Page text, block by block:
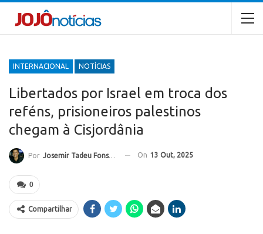
INTERNACIONAL NOTÍCIAS
Libertados por Israel em troca dos
reféns, prisioneiros palestinos
chegam à Cisjordânia
Por Josemir Tadeu Fonseca On 13 Out, 2025
0
Compartilhar